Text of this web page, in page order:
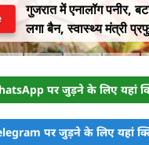
गुजरात में एनालॉग पनीर,
लगा बैन, स्वास्थ्य मंत्री
ने किया बड़ा ऐलान
पर जुड़ने के लिए यहां
पर जुड़ने के लिए यहां